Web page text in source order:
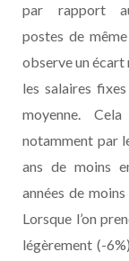
par rapport
postes de
observe un écart
les salaires
moyenne. Cela
notamment par
ans de moins
années de
Lorsque l’on
légèrement (-